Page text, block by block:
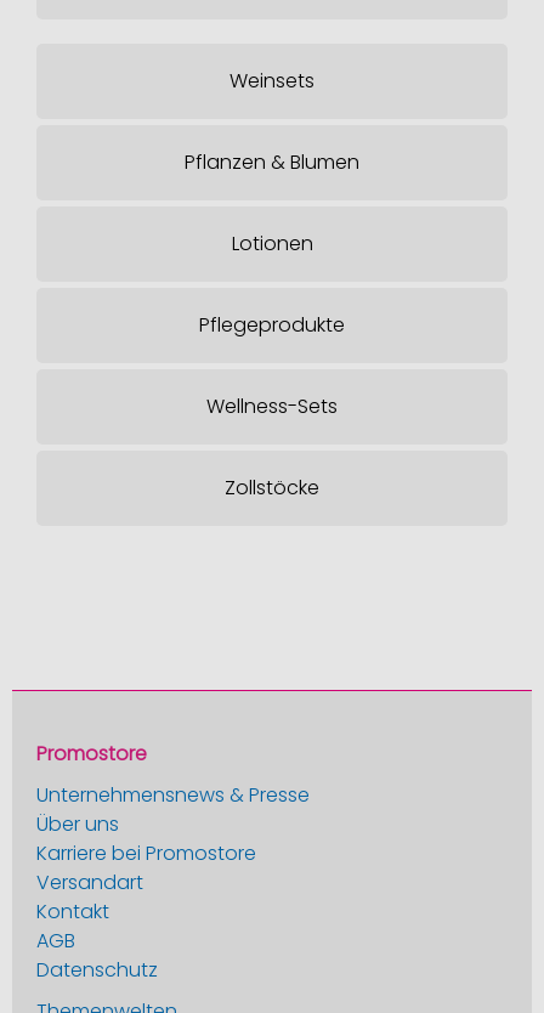
Weinsets
Pflanzen & Blumen
Lotionen
Pflegeprodukte
Wellness-Sets
Zollstöcke
Promostore
Unternehmensnews & Presse
Über uns
Karriere bei Promostore
Versandart
Kontakt
AGB
Datenschutz